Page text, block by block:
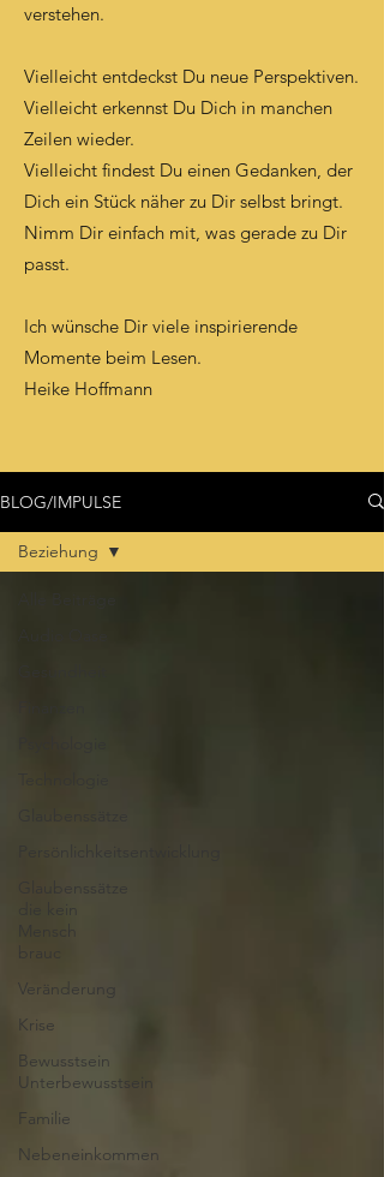
verstehen.
Vielleicht entdeckst Du neue Perspektiven.
Vielleicht erkennst Du Dich in manchen
Zeilen wieder.
Vielleicht findest Du einen Gedanken, der
Dich ein Stück näher zu Dir selbst bringt.
Nimm Dir einfach mit, was gerade zu Dir
passt.
Ich wünsche Dir viele inspirierende
Momente beim Lesen.
Heike Hoffmann
BLOG/IMPULSE
Veränderung
Krise
Bewusstsein
Unterbewusstsein
Familie
Nebeneinkommen
Beziehung